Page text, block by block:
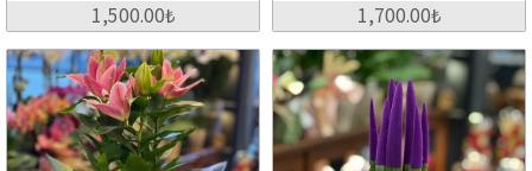
1,500.00₺ 1,700.00₺